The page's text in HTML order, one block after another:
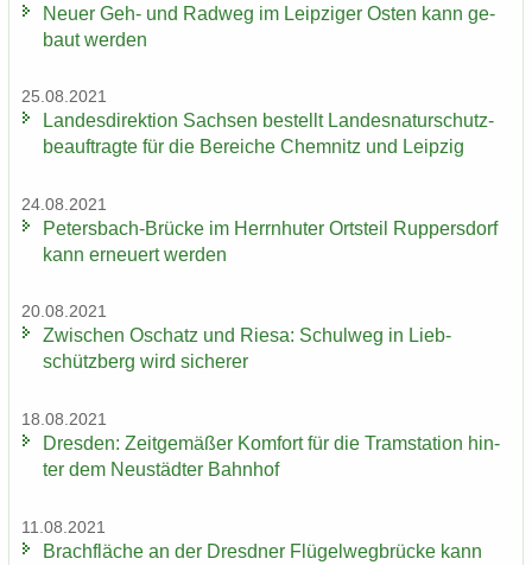
Neuer Geh- und Rad­weg im Leip­zi­ger Osten kann ge­
baut wer­den
25.08.2021
Lan­des­di­rek­ti­on Sach­sen be­stellt Lan­des­na­tur­schutz­
be­auf­trag­te für die Be­rei­che Chem­nitz und Leip­zig
24.08.2021
Petersbach-​Brücke im Herrn­hu­ter Orts­teil Rup­pers­dorf
kann er­neu­ert wer­den
20.08.2021
Zwi­schen Oschatz und Riesa: Schul­weg in Lieb­
schütz­berg wird si­che­rer
18.08.2021
Dres­den: Zeit­ge­mä­ßer Kom­fort für die Tram­sta­ti­on hin­
ter dem Neu­städ­ter Bahn­hof
11.08.2021
Brach­flä­che an der Dresd­ner Flü­gel­weg­brü­cke kann